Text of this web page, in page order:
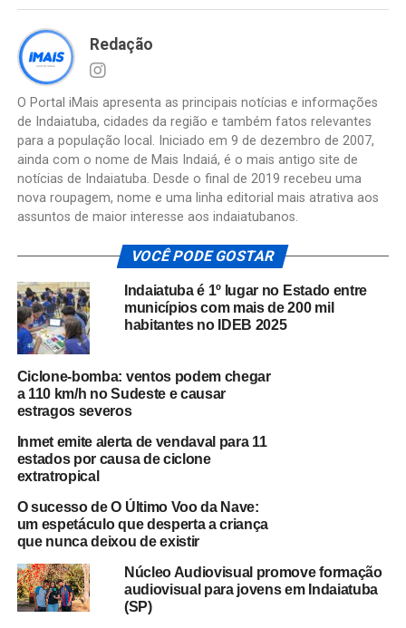
Redação
O Portal iMais apresenta as principais notícias e informações
de Indaiatuba, cidades da região e também fatos relevantes
para a população local. Iniciado em 9 de dezembro de 2007,
ainda com o nome de Mais Indaiá, é o mais antigo site de
notícias de Indaiatuba. Desde o final de 2019 recebeu uma
nova roupagem, nome e uma linha editorial mais atrativa aos
assuntos de maior interesse aos indaiatubanos.
VOCÊ PODE GOSTAR
Indaiatuba é 1º lugar no Estado entre
municípios com mais de 200 mil
habitantes no IDEB 2025
Ciclone-bomba: ventos podem chegar
a 110 km/h no Sudeste e causar
estragos severos
Inmet emite alerta de vendaval para 11
estados por causa de ciclone
extratropical
O sucesso de O Último Voo da Nave:
um espetáculo que desperta a criança
que nunca deixou de existir
Núcleo Audiovisual promove formação
audiovisual para jovens em Indaiatuba
(SP)